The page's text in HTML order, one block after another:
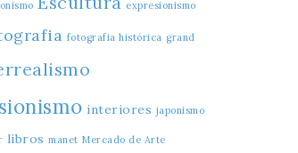
expresionismo
fotografia histórica grand
interiores japonismo
libros manet Mercado de Arte